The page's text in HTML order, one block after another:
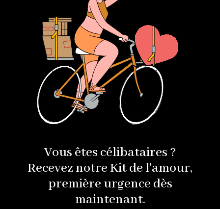
Vous êtes célibataires ?
Recevez notre Kit de l'amour,
première urgence dès
maintenant.